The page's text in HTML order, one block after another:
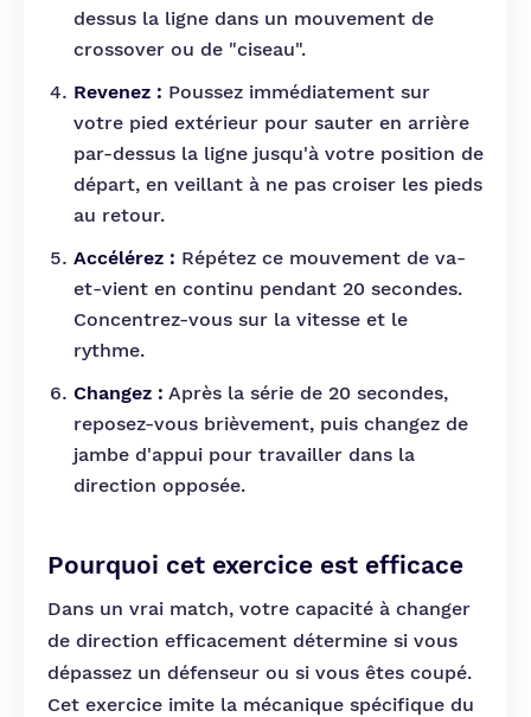
dessus la ligne dans un mouvement de
crossover ou de "ciseau".
Revenez : Poussez immédiatement sur
votre pied extérieur pour sauter en arrière
par-dessus la ligne jusqu'à votre position de
départ, en veillant à ne pas croiser les pieds
au retour.
Accélérez : Répétez ce mouvement de va-
et-vient en continu pendant 20 secondes.
Concentrez-vous sur la vitesse et le
rythme.
Changez : Après la série de 20 secondes,
reposez-vous brièvement, puis changez de
jambe d'appui pour travailler dans la
direction opposée.
Pourquoi cet exercice est efficace
Dans un vrai match, votre capacité à changer
de direction efficacement détermine si vous
dépassez un défenseur ou si vous êtes coupé.
Cet exercice imite la mécanique spécifique du